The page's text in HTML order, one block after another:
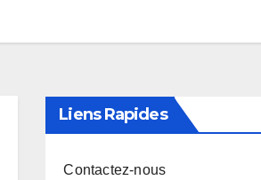
Liens Rapides
Contactez-nous